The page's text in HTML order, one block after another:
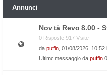
Annunci
Novità Revo 8.00 -
0 Risposte 917 Visite
da puffin , 01/08/2026, 10:52
Ultimo messaggio da puffin